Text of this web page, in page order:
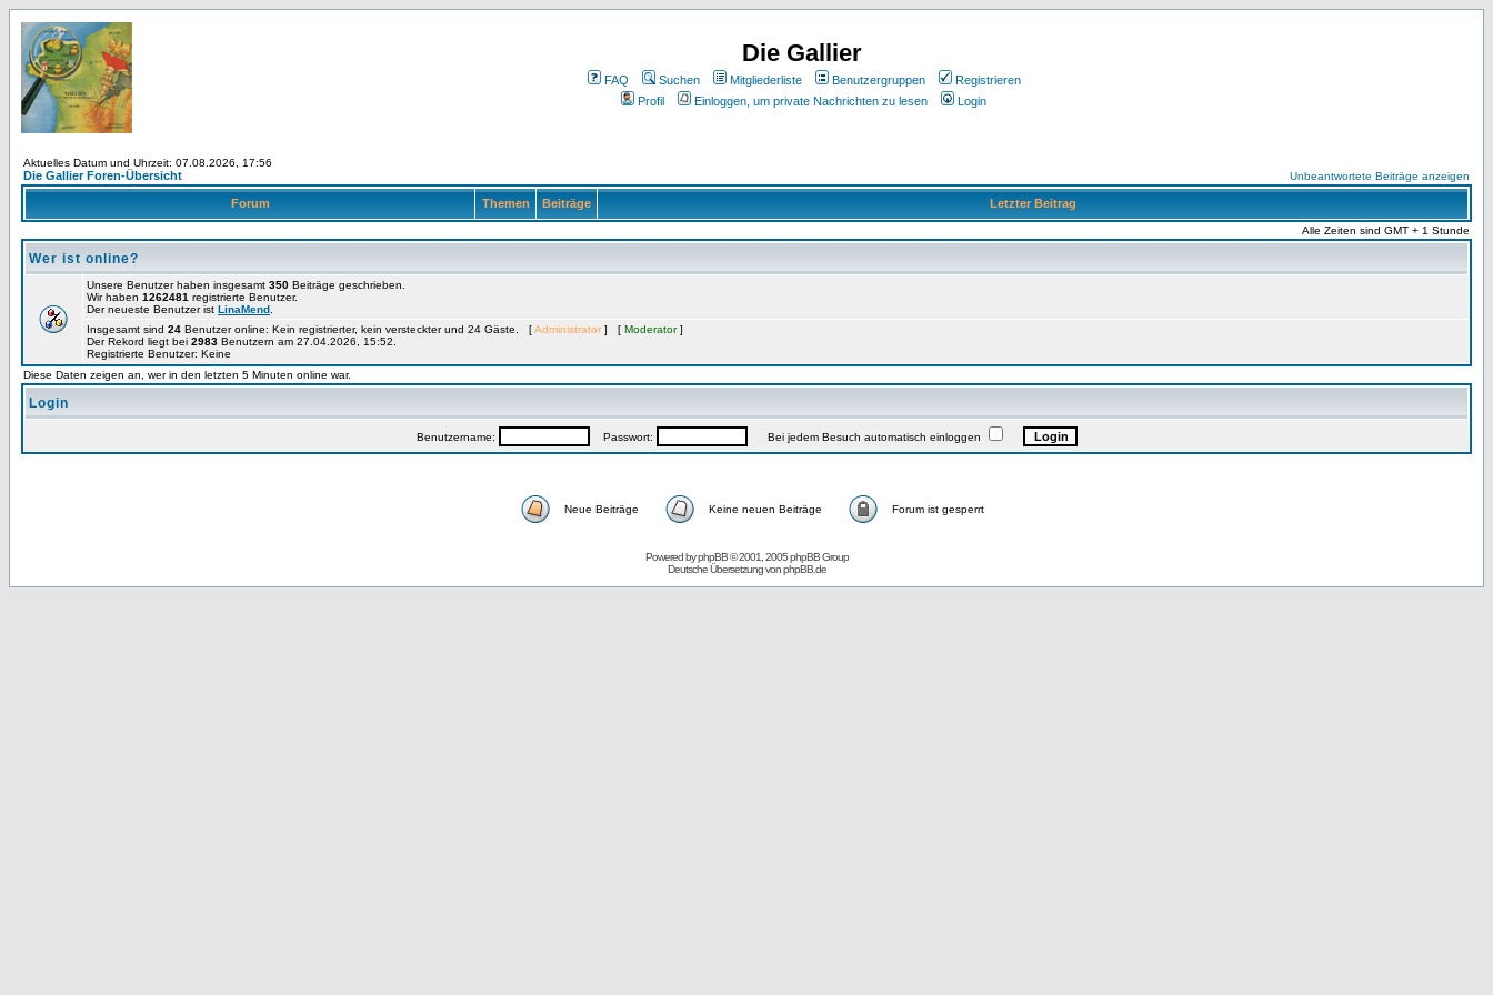
Die Gallier
FAQ Suchen Mitgliederliste Benutzergruppen
Registrieren
Profil
Einloggen, um private Nachrichten zu lesen Login
Aktuelles Datum und Uhrzeit: 07.08.2026, 17:56
Die Gallier Foren-Übersicht Unbeantwortete Beiträge anzeigen
Forum Themen Beiträge Letzter Beitrag
Alle Zeiten sind GMT + 1 Stunde
Wer ist online?
Unsere Benutzer haben insgesamt 350 Beiträge geschrieben.
Wir haben 1262481 registrierte Benutzer.
Der neueste Benutzer ist LinaMend
Insgesamt sind 24 Benutzer online: Kein registrierter, kein versteckter und 24 Gäste. [Administrator ] [ Moderator]
Der Rekord liegt bei 2983 Benutzern am 27.04.2026, 15:52.
Registrierte Benutzer: Keine
Diese Daten zeigen an, wer in den letzten 5 Minuten online war.
Login
Benutzername: Passwort: Bei jedem Besuch automatisch einloggen
Neue Beiträge Keine neuen Beiträge Forum ist gesperrt
Powered byphpBB© 2001, 2005 phpBB Group
Deutsche Übersetzung vonphpBB.de